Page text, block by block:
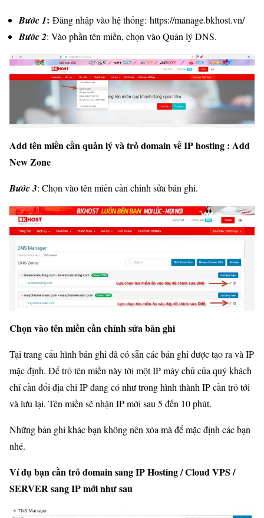
Bước 1: Đăng nhập vào hệ thống: https://manage.bkhost.vn/
Bước 2: Vào phần tên miền, chọn vào Quản lý DNS.
Add tên miền cần quản lý và trỏ domain về IP hosting : Add
New Zone
Bước 3: Chọn vào tên miền cần chỉnh sửa bản ghi.
Chọn vào tên miền cần chỉnh sửa bản ghi
Tại trang cấu hình bản ghi đã có sẵn các bản ghi được tạo ra và IP
mặc định. Để trỏ tên miền này tới một IP máy chủ của quý khách
chỉ cần đổi địa chỉ IP đang có như trong hình thành IP cần trỏ tới
và lưu lại. Tên miền sẽ nhận IP mới sau 5 đến 10 phút.
Những bản ghi khác bạn không nên xóa mà để mặc định các bạn
nhé.
Ví dụ bạn cần trỏ domain sang IP Hosting / Cloud VPS /
SERVER sang IP mới như sau